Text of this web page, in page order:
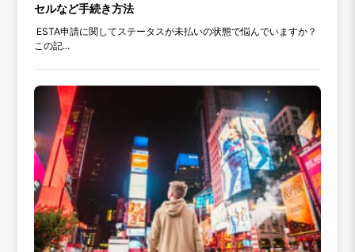
セルなど手続き方法
ESTA申請に関してステータスが未払いの状態で悩んでいますか？
この記...